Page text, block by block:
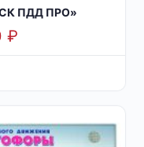
ПДД ПРО»
₽